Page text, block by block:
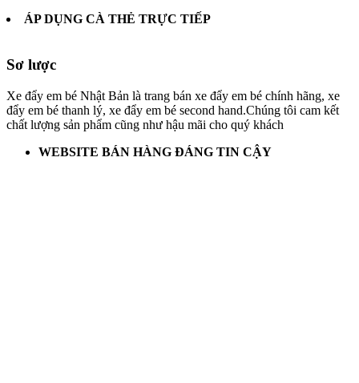
ÁP DỤNG CÀ THẺ TRỰC TIẾP
Sơ lược
Xe đẩy em bé Nhật Bản là trang bán xe đẩy em bé chính hãng, xe
đẩy em bé thanh lý, xe đẩy em bé second hand.Chúng tôi cam kết
chất lượng sản phẩm cũng như hậu mãi cho quý khách
WEBSITE BÁN HÀNG ĐÁNG TIN CẬY